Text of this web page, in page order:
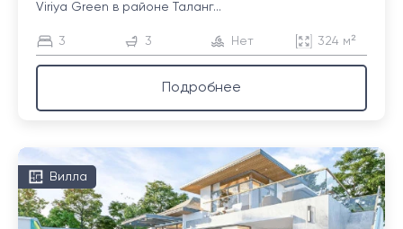
Viriya Green в районе Таланг...
3 3 Нет 324 м²
Подробнее
Вилла